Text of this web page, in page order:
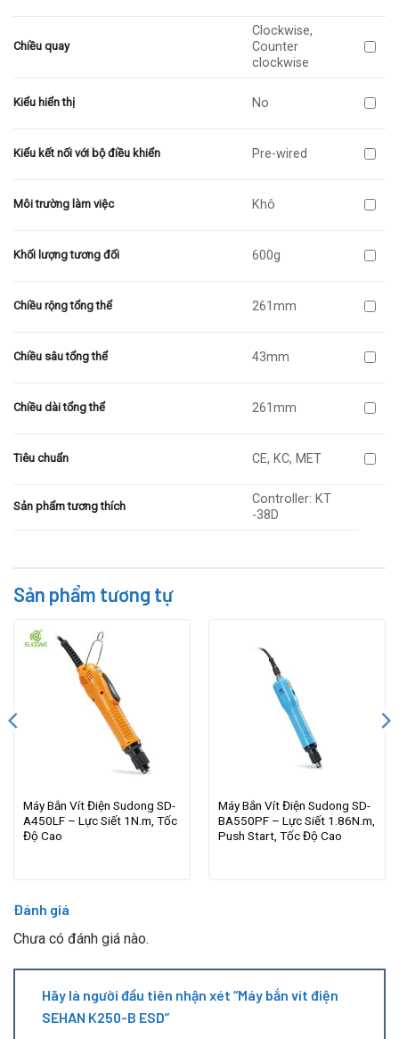
Chiều quay
Clockwise,
Counter
clockwise
Kiểu hiển thị No
Kiểu kết nối với bộ điều khiển Pre-wired
Môi trường làm việc Khô
Khối lượng tương đối 600g
Chiều rộng tổng thể 261mm
Chiều sâu tổng thể 43mm
Chiều dài tổng thể 261mm
Tiêu chuẩn CE, KC, MET
Sản phẩm tương thích
Controller: KT
-38D
Sản phẩm tương tự
Máy Bắn Vít Điện Sudong SD-
A450LF – Lực Siết 1N.m, Tốc
Độ Cao
Máy Bắn Vít Điện Sudong SD-
BA550PF – Lực Siết 1.86N.m,
Push Start, Tốc Độ Cao
Đánh giá
Chưa có đánh giá nào.
Hãy là người đầu tiên nhận xét “Máy bắn vít điện
SEHAN K250-B ESD”